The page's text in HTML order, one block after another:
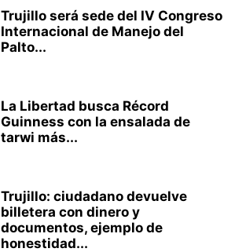
Trujillo será sede del IV Congreso
Internacional de Manejo del
Palto...
La Libertad busca Récord
Guinness con la ensalada de
tarwi más...
Trujillo: ciudadano devuelve
billetera con dinero y
documentos, ejemplo de
honestidad...